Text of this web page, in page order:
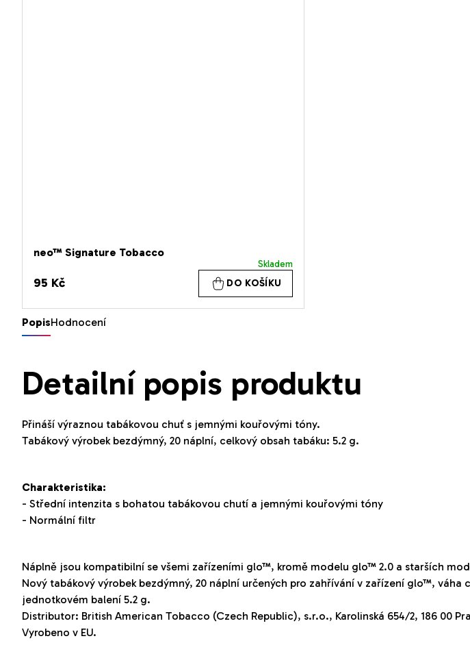
neo™ Signature Tobacco
Skladem
95 Kč DO KOŠÍKU
PopisHodnocení
Detailní popis produktu
Přináší výraznou tabákovou chuť s jemnými kouřovými tóny.
Tabákový výrobek bezdýmný, 20 náplní, celkový obsah tabáku: 5.2 g.
Charakteristika:
- Střední intenzita s bohatou tabákovou chutí a jemnými kouřovými tóny
- Normální filtr
Náplně jsou kompatibilní se všemi zařízeními glo™, kromě modelu glo™ 2.0 a starších
Nový tabákový výrobek bezdýmný, 20 náplní určených pro zahřívání v zařízení glo™, váha
jednotkovém balení 5.2 g.
Distributor: British American Tobacco (Czech Republic), s.r.o., Karolinská 654/2, 186 00
Vyrobeno v EU.